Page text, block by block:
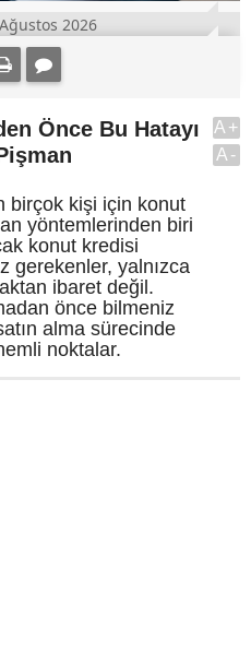
2026
Önce Bu Hatayı
birçok kişi için konut
yöntemlerinden biri
konut kredisi
gerekenler, yalnızca
ibaret değil.
önce bilmeniz
alma sürecinde
noktalar.
A+
A-